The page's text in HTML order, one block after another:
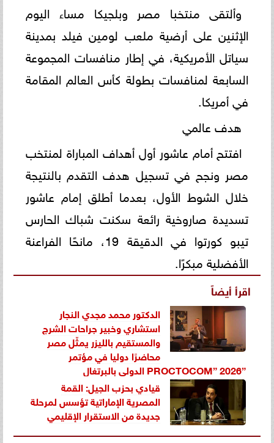
وألتقى منتخبا مصر وبلجيكا مساء اليوم
الإثنين على أرضية ملعب لومين فيلد بمدينة
سياتل الأمريكية، في إطار منافسات المجموعة
السابعة لمنافسات بطولة كأس العالم المقامة
في أمريكا.
هدف عالمي
افتتح أمام عاشور أول أهداف المباراة لمنتخب
مصر ونجح في تسجيل هدف التقدم بالنتيجة
خلال الشوط الأول، بعدما أطلق إمام عاشور
تسديدة صاروخية رائعة سكنت شباك الحارس
تيبو كورتوا في الدقيقة 19، مانحًا الفراعنة
الأفضلية مبكرًا.
اقرأ أيضاً
الدكتور محمد مجدي النجار
استشاري وخبير جراحات الشرج
والمستقيم بالليزر يمثّل مصر
محاضرًا دوليا في مؤتمر
”PROCTOCOM” 2026 الدولي بالبرتغال
قيادي بحزب الجيل: القمة
المصرية الإماراتية تؤسس لمرحلة
جديدة من الاستقرار الإقليمي